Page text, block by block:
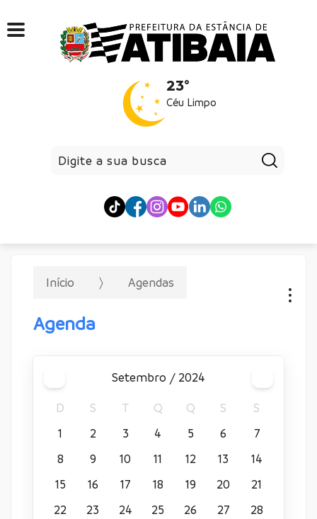
23°
Céu Limpo
Início Agendas
Agenda
setembro / 2024
D
S T Q Q S
S
1
2 3 4 5 6
7
8
9 10 11 12 13
14
15
16 17 18 19 20
21
22
23 24 25 26 27
28